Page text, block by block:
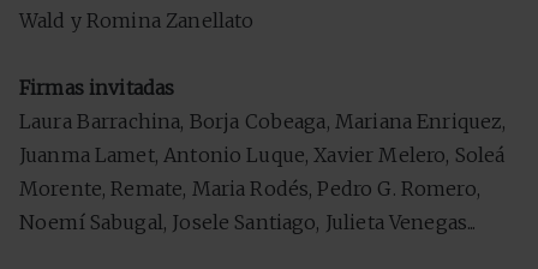
Wald y Romina Zanellato
Firmas invitadas
Laura Barrachina, Borja Cobeaga, Mariana Enriquez,
Juanma Lamet, Antonio Luque, Xavier Melero, Soleá
Morente, Remate, Maria Rodés, Pedro G. Romero,
Noemí Sabugal, Josele Santiago, Julieta Venegas...